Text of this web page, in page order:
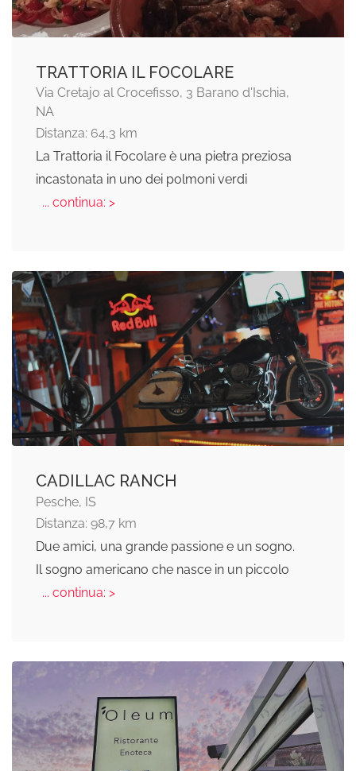
TRATTORIA IL FOCOLARE
Via Cretajo al Crocefisso, 3 Barano d'Ischia,
NA
Distanza: 64,3 km
La Trattoria il Focolare è una pietra preziosa
incastonata in uno dei polmoni verdi
... continua: >
CADILLAC RANCH
Pesche, IS
Distanza: 98,7 km
Due amici, una grande passione e un sogno.
Il sogno americano che nasce in un piccolo
... continua: >